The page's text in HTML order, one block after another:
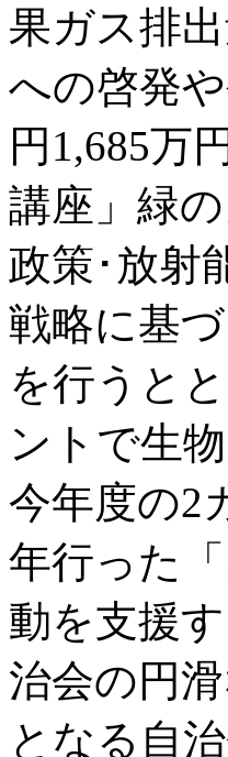
果ガス排
への啓発
円1,685万
講座」緑
政策･放射
戦略に基
を行うと
ントで生
今年度の2
年行った
動を支援
治会の円
となる自